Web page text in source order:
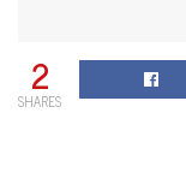
2
SHARES